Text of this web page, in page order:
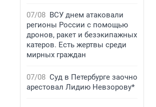
07/08 ВСУ днем атаковали
регионы России с помощью
дронов, ракет и безэкипажных
катеров. Есть жертвы среди
мирных граждан
07/08 Суд в Петербурге заочно
арестовал Лидию Невзорову*